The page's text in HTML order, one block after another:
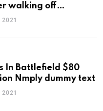
walking off
2021
In Battlefield $80
Nmply dummy text
2021